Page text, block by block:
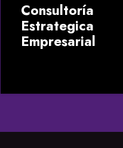
Consultoría
Estrategica
Empresarial